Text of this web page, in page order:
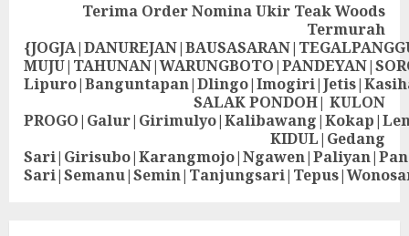
Terima Order Nomina Ukir Teak Woods
Termurah
SALAK PONDOH| KULON
KIDUL|Gedang